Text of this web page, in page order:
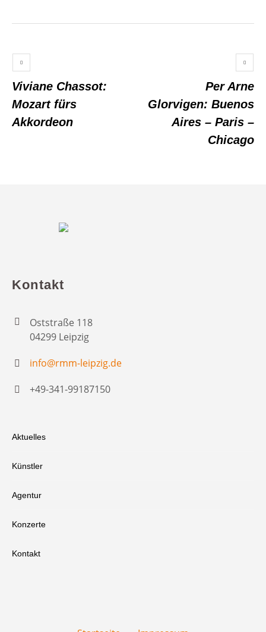
Viviane Chassot:
Mozart fürs
Akkordeon
Per Arne
Glorvigen: Buenos
Aires – Paris –
Chicago
Kontakt
Oststraße 118
04299 Leipzig
info@rmm-leipzig.de
+49-341-99187150
Aktuelles
Künstler
Agentur
Konzerte
Kontakt